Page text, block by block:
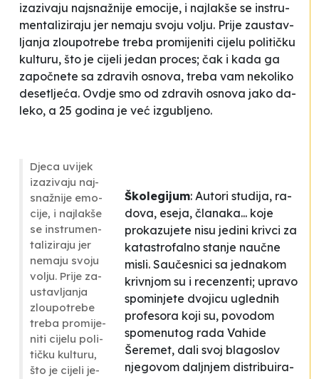
izazivaju naj­snažni­je emo­ci­je, i naj­la­kše se in­stru­
men­ta­li­zi­ra­ju jer ne­ma­ju svo­ju vo­lju. Pri­je za­us­tav­
lja­nja zlo­upo­tre­be tre­ba pro­mi­je­ni­ti ci­je­lu po­li­tičku
kul­tu­ru, što je ci­je­li je­dan proces; čak i ka­da ga
za­počne­te sa zdra­vih osno­va, tre­ba vam ne­ko­li­ko
de­se­tljeća. Ov­dje smo od zdra­vih osno­va ja­ko da­
le­ko, a 25 go­di­na je već iz­gu­blje­no.
Dje­ca uvi­jek
iza­zi­va­ju naj­
snažni­je emo­
ci­je, i naj­la­kše
se in­stru­men­
ta­li­zi­ra­ju jer
ne­ma­ju svo­ju
vo­lju. Pri­je za­
us­tav­lja­nja
zlo­upo­tre­be
tre­ba pro­mi­je­
ni­ti ci­je­lu po­li­
tičku kul­tu­ru,
što je ci­je­li je­
Ško­le­gi­jum: Auto­ri stu­di­ja, ra­
do­va, ese­ja, čla­na­ka... ko­je
pro­ka­zu­je­te ni­su je­di­ni kriv­ci za
ka­tas­tro­fal­no sta­nje naučne
mi­sli. Sauče­sni­ci sa je­dna­kom
kriv­njom su i re­cen­zen­ti; upra­vo
spo­mi­nje­te dvo­ji­cu ugle­dnih
pro­fe­so­ra ko­ji su, po­vo­dom
spo­me­nu­tog ra­da Va­hi­de
Šeremet, da­li svoj bla­go­slov
nje­go­vom dalj­njem dis­tri­bu­ira­